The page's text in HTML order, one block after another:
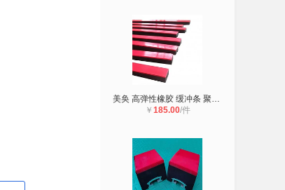
美奂 高弹性橡胶 缓冲条 聚乙烯板耐
￥ 185.00/件